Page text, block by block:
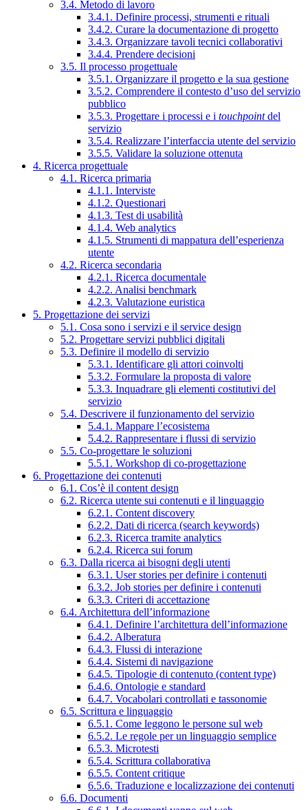
3.4. Metodo di lavoro
3.4.1. Definire processi, strumenti e rituali
3.4.2. Curare la documentazione di progetto
3.4.3. Organizzare tavoli tecnici collaborativi
3.4.4. Prendere decisioni
3.5. Il processo progettuale
3.5.1. Organizzare il progetto e la sua gestione
3.5.2. Comprendere il contesto d’uso del servizio
pubblico
3.5.3. Progettare i processi e i touchpointdel
servizio
3.5.4. Realizzare l’interfaccia utente del servizio
3.5.5. Validare la soluzione ottenuta
4. Ricerca progettuale
4.1. Ricerca primaria
4.1.1. Interviste
4.1.2. Questionari
4.1.3. Test di usabilità
4.1.4. Web analytics
4.1.5. Strumenti di mappatura dell’esperienza
utente
4.2. Ricerca secondaria
4.2.1. Ricerca documentale
4.2.2. Analisi benchmark
4.2.3. Valutazione euristica
5. Progettazione dei servizi
5.1. Cosa sono i servizi e il service design
5.2. Progettare servizi pubblici digitali
5.3. Definire il modello di servizio
5.3.1. Identificare gli attori coinvolti
5.3.2. Formulare la proposta di valore
5.3.3. Inquadrare gli elementi costitutivi del
servizio
5.4. Descrivere il funzionamento del servizio
5.4.1. Mappare l’ecosistema
5.4.2. Rappresentare i flussi di servizio
5.5. Co-progettare le soluzioni
5.5.1. Workshop di co-progettazione
6. Progettazione dei contenuti
6.1. Cos’è il content design
6.2. Ricerca utente sui contenuti e il linguaggio
6.2.1. Content discovery
6.2.2. Dati di ricerca (search keywords)
6.2.3. Ricerca tramite analytics
6.2.4. Ricerca sui forum
6.3. Dalla ricerca ai bisogni degli utenti
6.3.1. User stories per definire i contenuti
6.3.2. Job stories per definire i contenuti
6.3.3. Criteri di accettazione
6.4. Architettura dell’informazione
6.4.1. Definire l’architettura dell’informazione
6.4.2. Alberatura
6.4.3. Flussi di interazione
6.4.4. Sistemi di navigazione
6.4.5. Tipologie di contenuto (content type)
6.4.6. Ontologie e standard
6.4.7. Vocabolari controllati e tassonomie
6.5. Scrittura e linguaggio
6.5.1. Come leggono le persone sul web
6.5.2. Le regole per un linguaggio semplice
6.5.3. Microtesti
6.5.4. Scrittura collaborativa
6.5.5. Content critique
6.5.6. Traduzione e localizzazione dei contenuti
6.6. Documenti